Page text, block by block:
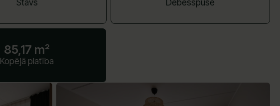
Stāvs Debesspuse
85,17 m²
Kopējā platība